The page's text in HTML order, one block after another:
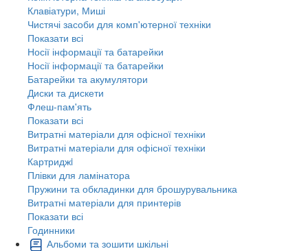
Клавіатури, Миші
Чистячі засоби для комп'ютерної техніки
Показати всі
Носії інформації та батарейки
Носії інформації та батарейки
Батарейки та акумулятори
Диски та дискети
Флеш-пам'ять
Показати всі
Витратні матеріали для офісної техніки
Витратні матеріали для офісної техніки
Картриджi
Плівки для ламінатора
Пружини та обкладинки для брошурувальника
Витратні матеріали для принтерів
Показати всі
Годинники
Альбоми та зошити шкільні